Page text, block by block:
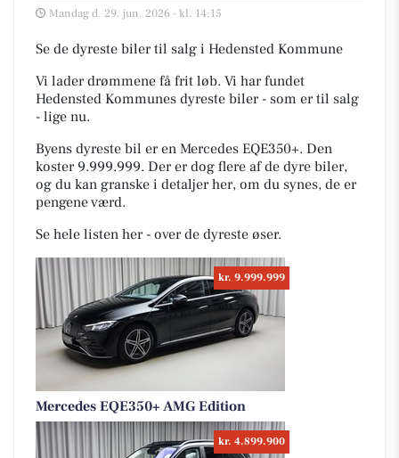
Mandag d. 29. jun. 2026 - kl. 14:15
Se de dyreste biler til salg i Hedensted Kommune
Vi lader drømmene få frit løb. Vi har fundet
Hedensted Kommunes dyreste biler - som er til salg
- lige nu.
Byens dyreste bil er en Mercedes EQE350+. Den
koster 9.999.999. Der er dog flere af de dyre biler,
og du kan granske i detaljer her, om du synes, de er
pengene værd.
Se hele listen her - over de dyreste øser.
kr. 9.999.999
Mercedes EQE350+ AMG Edition
kr. 4.899.900